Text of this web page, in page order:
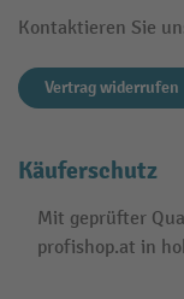
Kontaktieren Sie
Vertrag widerrufen
Käuferschutz
Mit geprüfter
profishop.at in